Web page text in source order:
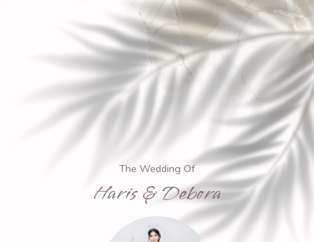
The Wedding Of
Haris&Debora